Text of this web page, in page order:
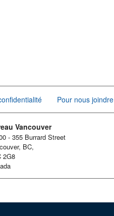
Pour nous joindre
Vancouver
- 355 Burrard Street
BC,
2G8